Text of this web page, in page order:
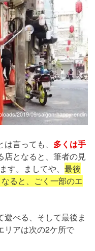
2019/09/saigon-happy-endin
言っても、 多くは手
店となると、筆者の見
す。ましてや、 最後
ると、ごく一部のエ
べる、そして最後ま
リアは次の2ケ所で